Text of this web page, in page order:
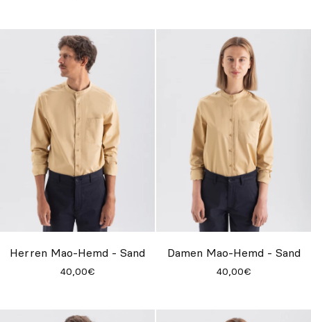
Herren Mao-Hemd - Sand
40,00€
Damen Mao-Hemd - Sand
40,00€